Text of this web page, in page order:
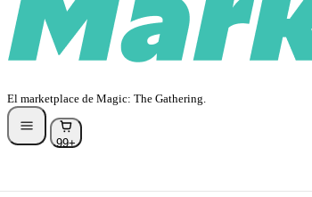
El marketplace de Magic: The Gathering.
99+